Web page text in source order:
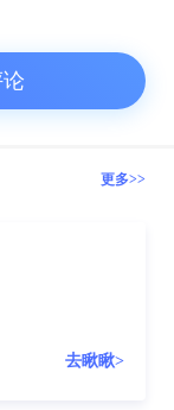
更多>>
去瞅瞅>